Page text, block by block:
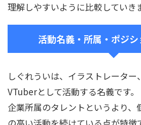
理解しやすいように比較していき
活動名義・所属・ポジ
しぐれういは、イラストレーター
VTuberとして活動する名義です。
企業所属のタレントというより、